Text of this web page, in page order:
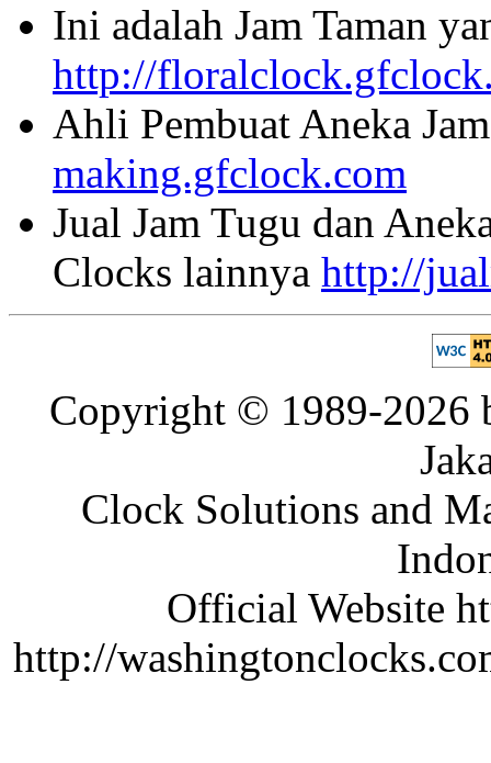
Ini adalah Jam Taman
http://
Ahli Pembuat Aneka
making.gfclock.com
Jual Jam Tugu dan
Clocks lainnya http://
Copyright © 1989-2026
Clock Solutions and
Official Website
http://